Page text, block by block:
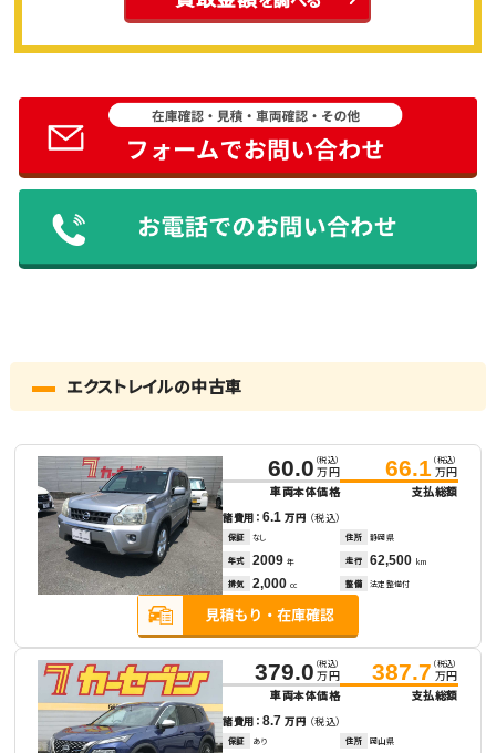
エクストレイルの中古車
60.0 （税込）
万円
車両本体価格
66.1 （税込）
万円
支払総額
諸費用：6.1万円 （税込）
保証 なし 住所 静岡県
年式 2009 年 走行 62,500 km
排気 2,000 cc 整備 法定整備付
379.0 （税込）
万円
車両本体価格
387.7 （税込）
万円
支払総額
諸費用：8.7万円 （税込）
保証 あり 住所 岡山県